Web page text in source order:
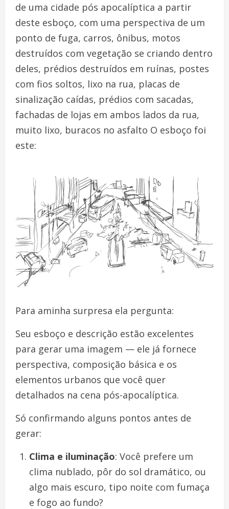
de uma cidade pós apocalíptica a partir
deste esboço, com uma perspectiva de um
ponto de fuga, carros, ônibus, motos
destruídos com vegetação se criando dentro
deles, prédios destruídos em ruínas, postes
com fios soltos, lixo na rua, placas de
sinalização caídas, prédios com sacadas,
fachadas de lojas em ambos lados da rua,
muito lixo, buracos no asfalto O esboço foi
este:
Para aminha surpresa ela pergunta:
Seu esboço e descrição estão excelentes
para gerar uma imagem — ele já fornece
perspectiva, composição básica e os
elementos urbanos que você quer
detalhados na cena pós-apocalíptica.
Só confirmando alguns pontos antes de
gerar:
Clima e iluminação: Você prefere um
clima nublado, pôr do sol dramático, ou
algo mais escuro, tipo noite com fumaça
e fogo ao fundo?